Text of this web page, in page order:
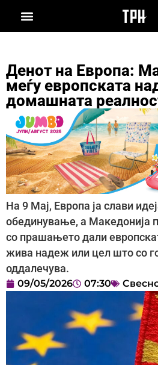
Денот на Европа:
меѓу европската
домашната
На 9 Мај, Европа ја слави
обединување, а Македонија
со прашањето дали
жива надеж или цел што со
оддалечува.
09/05/2026 07:30